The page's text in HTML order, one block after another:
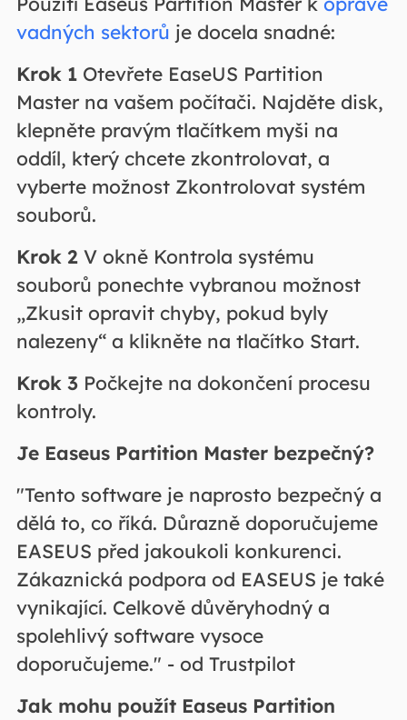
vadných sektorů je docela snadné:
Krok 1Otevřete EaseUS Partition
Master na vašem počítači. Najděte disk,
klepněte pravým tlačítkem myši na
oddíl, který chcete zkontrolovat, a
vyberte možnost Zkontrolovat systém
souborů.
Krok 2V okně Kontrola systému
souborů ponechte vybranou možnost
„Zkusit opravit chyby, pokud byly
nalezeny“ a klikněte na tlačítko Start.
Krok 3Počkejte na dokončení procesu
kontroly.
Je Easeus Partition Master bezpečný?
"Tento software je naprosto bezpečný a
dělá to, co říká. Důrazně doporučujeme
EASEUS před jakoukoli konkurenci.
Zákaznická podpora od EASEUS je také
vynikající. Celkově důvěryhodný a
spolehlivý software vysoce
doporučujeme." - od Trustpilot
Jak mohu použít Easeus Partition